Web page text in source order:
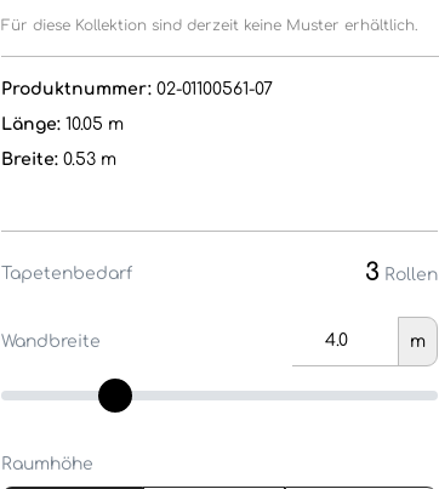
Für diese Kollektion sind derzeit keine Muster erhältlich.
Produktnummer: 02-01100561-07
Länge: 10.05 m
Breite: 0.53 m
Tapetenbedarf 3 Rollen
Wandbreite m
Raumhöhe